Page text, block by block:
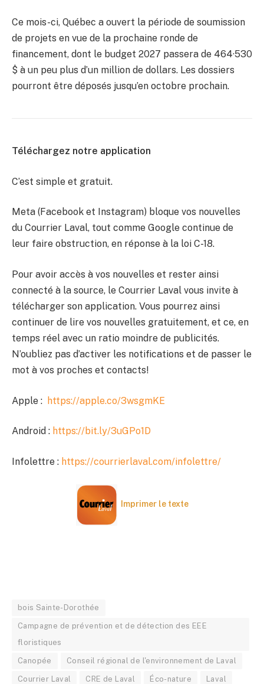
Ce mois-ci, Québec a ouvert la période de soumission
de projets en vue de la prochaine ronde de
financement, dont le budget 2027 passera de 464·530
$ à un peu plus d’un million de dollars. Les dossiers
pourront être déposés jusqu’en octobre prochain.
Téléchargez notre application
C’est simple et gratuit.
Meta (Facebook et Instagram) bloque vos nouvelles
du Courrier Laval, tout comme Google continue de
leur faire obstruction, en réponse à la loi C-18.
Pour avoir accès à vos nouvelles et rester ainsi
connecté à la source, le Courrier Laval vous invite à
télécharger son application. Vous pourrez ainsi
continuer de lire vos nouvelles gratuitement, et ce, en
temps réel avec un ratio moindre de publicités.
N’oubliez pas d’activer les notifications et de passer le
mot à vos proches et contacts!
Apple : https://apple.co/3wsgmKE
Android : https://bit.ly/3uGPo1D
Infolettre : https://courrierlaval.com/infolettre/
Imprimer le texte
bois Sainte-Dorothée
Campagne de prévention et de détection des EEE
floristiques
Canopée Conseil régional de l'environnement de Laval
Courrier Laval CRE de Laval Éco-nature Laval